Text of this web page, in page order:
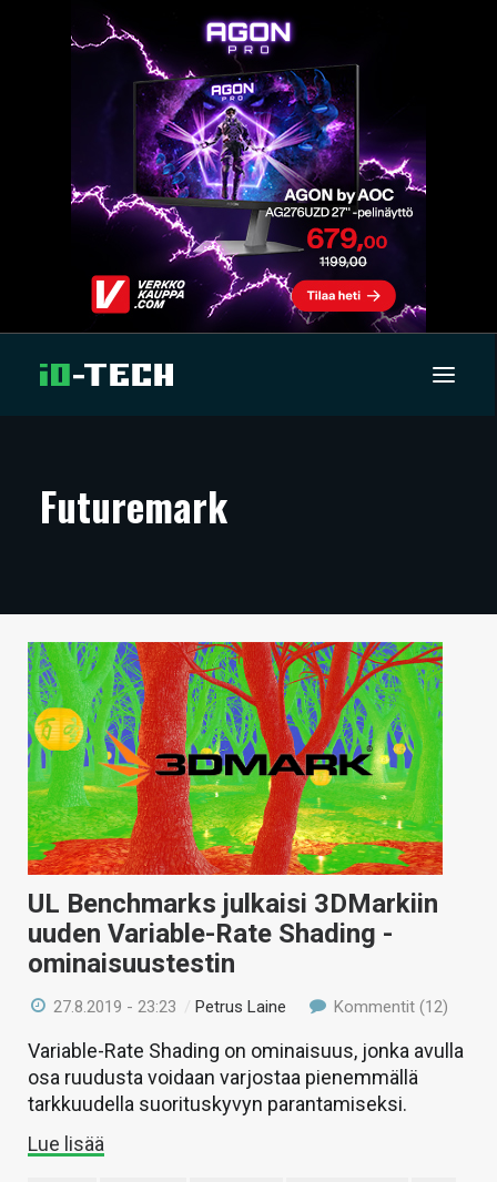
ARTIKKELIT
TECHBBS
TIETOA
HINTA.FI
KAUPPA
VAIHDA TEEMA
HAKU
Futuremark
UL Benchmarks julkaisi 3DMarkiin
uuden Variable-Rate Shading -
ominaisuustestin
27.8.2019 - 23:23 /Petrus Laine Kommentit (12)
Variable-Rate Shading on ominaisuus, jonka avulla
osa ruudusta voidaan varjostaa pienemmällä
tarkkuudella suorituskyvyn parantamiseksi.
Lue lisää